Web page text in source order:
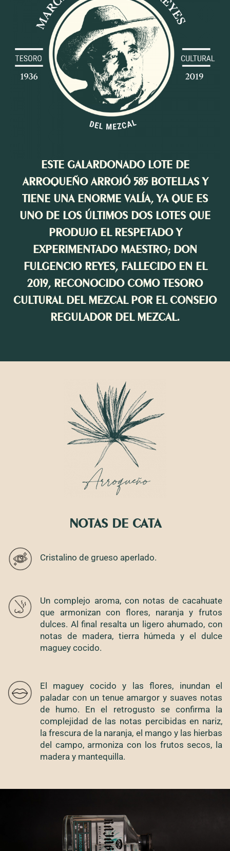
ESTE GALARDONADO LOTE DE
ARROQUEÑO ARROJÓ 585 BOTELLAS Y
TIENE UNA ENORME VALÍA, YA QUE ES
UNO DE LOS ÚLTIMOS DOS LOTES QUE
PRODUJO EL RESPETADO Y
EXPERIMENTADO MAESTRO; DON
FULGENCIO REYES, FALLECIDO EN EL
2019, RECONOCIDO COMO TESORO
CULTURAL DEL MEZCAL POR EL CONSEJO
REGULADOR DEL MEZCAL.
NOTAS DE CATA
Cristalino de grueso aperlado.
Un complejo aroma, con notas de cacahuate
que armonizan con flores, naranja y frutos
dulces. Al final resalta un ligero ahumado, con
notas de madera, tierra húmeda y el dulce
maguey cocido.
El maguey cocido y las flores, inundan el
paladar con un tenue amargor y suaves notas
de humo. En el retrogusto se confirma la
complejidad de las notas percibidas en nariz,
la frescura de la naranja, el mango y las hierbas
del campo, armoniza con los frutos secos, la
madera y mantequilla.